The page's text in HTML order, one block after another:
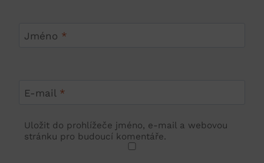
Jméno *
E-mail *
Uložit do prohlížeče jméno, e-mail a webovou
stránku pro budoucí komentáře.